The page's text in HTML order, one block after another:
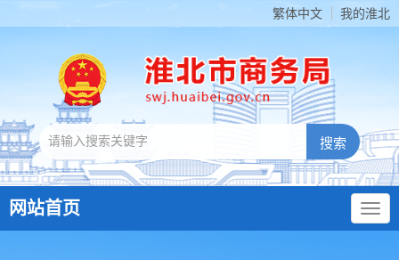
繁体中文 我的淮北
网站首页